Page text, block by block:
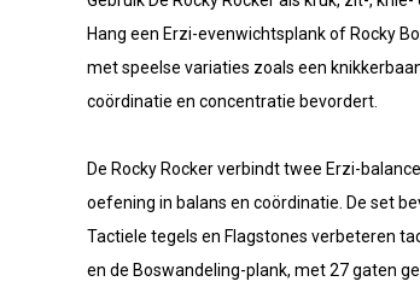
Hang een Erzi-evenwichtsplank of Rocky
met speelse variaties zoals een
coördinatie en concentratie bevordert.
De Rocky Rocker verbindt twee Erzi-
oefening in balans en coördinatie. De set
Tactiele tegels en Flagstones verbeteren
en de Boswandeling-plank, met 27 gaten